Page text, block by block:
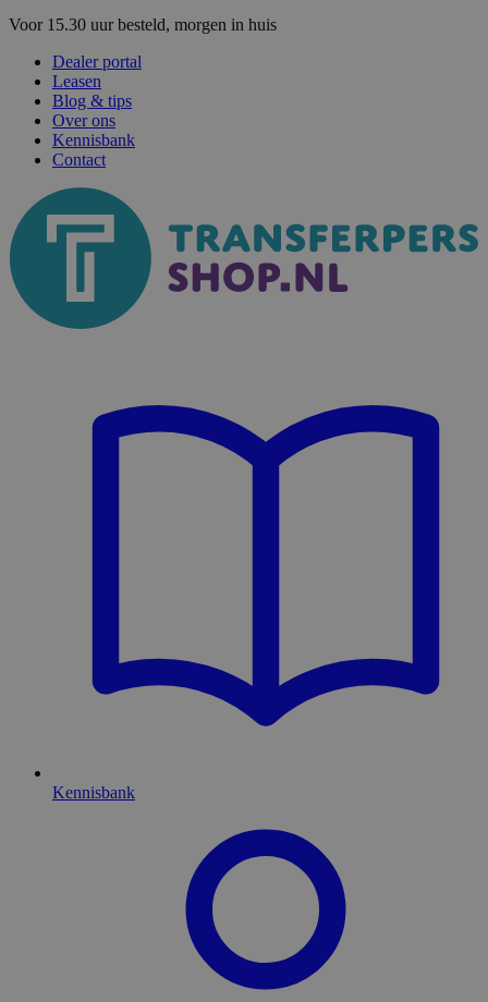
Voor 15.30 uur besteld, morgen in huis
Dealer portal
Leasen
Blog & tips
Over ons
Kennisbank
Contact
Kennisbank